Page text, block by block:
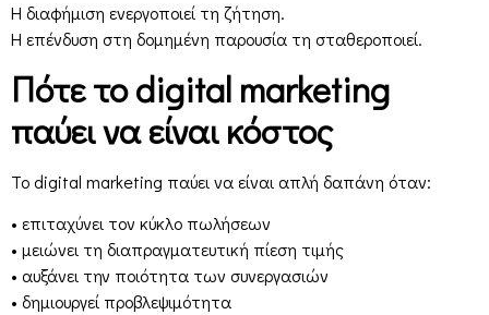
Η διαφήμιση ενεργοποιεί τη ζήτηση.
Η επένδυση στη δομημένη παρουσία τη σταθεροποιεί.
Πότε το digital marketing
παύει να είναι κόστος
Το digital marketing παύει να είναι απλή δαπάνη όταν:
• επιταχύνει τον κύκλο πωλήσεων
• μειώνει τη διαπραγματευτική πίεση τιμής
• αυξάνει την ποιότητα των συνεργασιών
• δημιουργεί προβλεψιμότητα